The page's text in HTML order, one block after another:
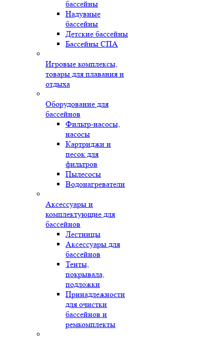
бассейны
Надувные
бассейны
Детские бассейны
Бассейны СПА
Игровые комплексы,
товары для плавания и
отдыха
Оборудование для
бассейнов
Фильтр-насосы,
насосы
Картриджи и
песок для
фильтров
Пылесосы
Водонагреватели
Аксессуары и
комплектующие для
бассейнов
Лестницы
Аксессуары для
бассейнов
Тенты,
покрывала,
подложки
Принадлежности
для очистки
бассейнов и
ремкомплекты